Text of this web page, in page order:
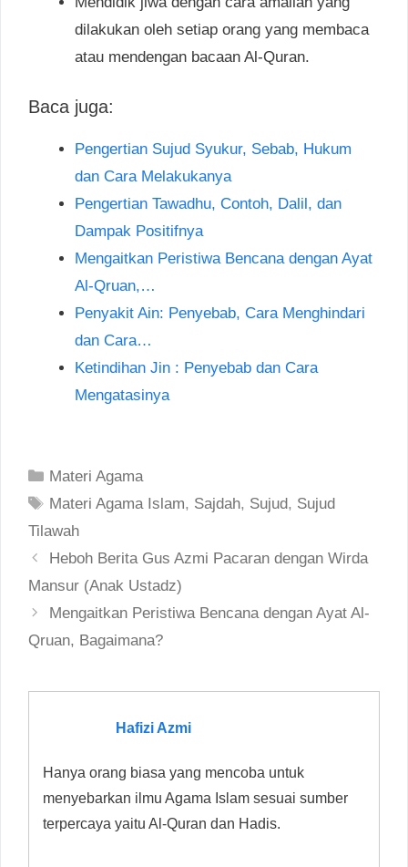
dilakukan oleh setiap orang yang membaca
atau mendengan bacaan Al-Quran.
Baca juga:
Pengertian Sujud Syukur, Sebab, Hukum
dan Cara Melakukanya
Pengertian Tawadhu, Contoh, Dalil, dan
Dampak Positifnya
Mengaitkan Peristiwa Bencana dengan Ayat
Al-Qruan,…
Penyakit Ain: Penyebab, Cara Menghindari
dan Cara…
Ketindihan Jin : Penyebab dan Cara
Mengatasinya
Categories
Materi Agama
Tags
Materi Agama Islam, Sajdah, Sujud, Sujud
Tilawah
Post
navigation
Heboh Berita Gus Azmi Pacaran dengan Wirda
Mansur (Anak Ustadz)
Mengaitkan Peristiwa Bencana dengan Ayat Al-
Qruan, Bagaimana?
Hafizi Azmi
Hanya orang biasa yang mencoba untuk
menyebarkan ilmu Agama Islam sesuai sumber
terpercaya yaitu Al-Quran dan Hadis.